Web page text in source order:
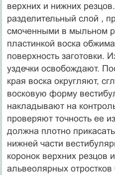
верхних и нижних
разделительный слой ,
смоченными в мыльном
пластинкой воска
поверхность заготовки.
уздечки освобождают.
края воска округляют,
восковую форму
накладывают на
проверяют точность ее
должна плотно
нижней части
коронок верхних резцов
альвеолярных